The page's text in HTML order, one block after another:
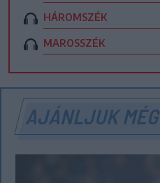
HÁROMSZÉK
MAROSSZÉK
AJÁNLJUK MÉG